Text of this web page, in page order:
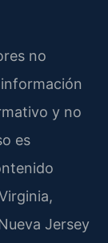
no
y no
es
Jersey